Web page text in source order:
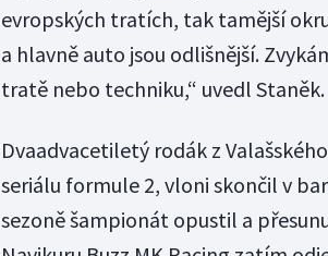
evropských tratích, tak tamější
a hlavně auto jsou odlišnější.
tratě nebo techniku,“ uvedl Staněk.
Dvaadvacetiletý rodák z
seriálu formule 2, vloni skončil v
sezoně šampionát opustil a